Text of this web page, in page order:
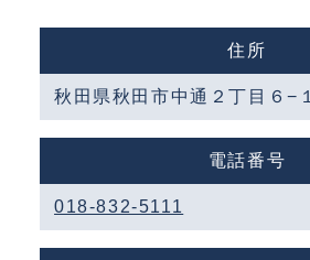
住所
秋田県秋田市中通２丁目６−１
電話番号
018-832-5111